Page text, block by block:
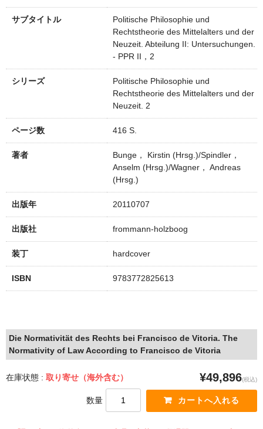
サブタイトル
Politische Philosophie und
Rechtstheorie des Mittelalters und der
Neuzeit. Abteilung II: Untersuchungen.
- PPR II，2
シリーズ
Politische Philosophie und
Rechtstheorie des Mittelalters und der
Neuzeit. 2
ページ数 416 S.
著者
Bunge， Kirstin (Hrsg.)/Spindler，
Anselm (Hrsg.)/Wagner， Andreas
(Hrsg.)
出版年 20110707
出版社 frommann-holzboog
装丁 hardcover
ISBN 9783772825613
Die Normativität des Rechts bei Francisco de Vitoria. The
Normativity of Law According to Francisco de Vitoria
在庫状態 : 取り寄せ（海外含む） ¥49,896(税込)
数量